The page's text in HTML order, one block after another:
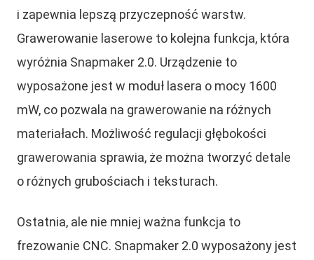
i zapewnia lepszą przyczepność warstw.
Grawerowanie laserowe to kolejna funkcja, która
wyróżnia Snapmaker 2.0. Urządzenie to
wyposażone jest w moduł lasera o mocy 1600
mW, co pozwala na grawerowanie na różnych
materiałach. Możliwość regulacji głębokości
grawerowania sprawia, że można tworzyć detale
o różnych grubościach i teksturach.
Ostatnia, ale nie mniej ważna funkcja to
frezowanie CNC. Snapmaker 2.0 wyposażony jest